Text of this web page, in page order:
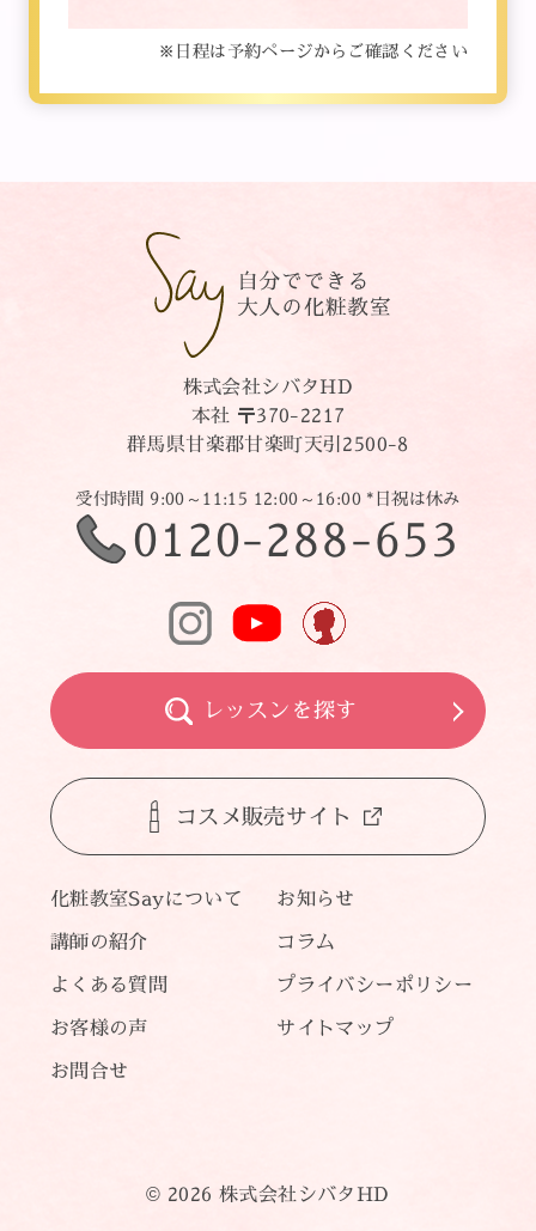
※日程は予約ページからご確認ください
株式会社シバタHD
本社 〒370-2217
群馬県甘楽郡甘楽町天引2500-8
受付時間 9:00～11:15 12:00～16:00 *日祝は休み
0120-288-653
レッスンを探す
コスメ販売サイト
化粧教室Sayについて
講師の紹介
よくある質問
お客様の声
コラム
お知らせ
プライバシーポリシー
サイトマップ
お問合せ
© 2026 株式会社シバタHD